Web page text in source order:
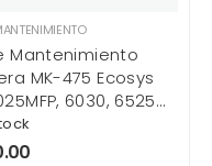
Mantenimiento
MK-475 Ecosys
6030, 6525,